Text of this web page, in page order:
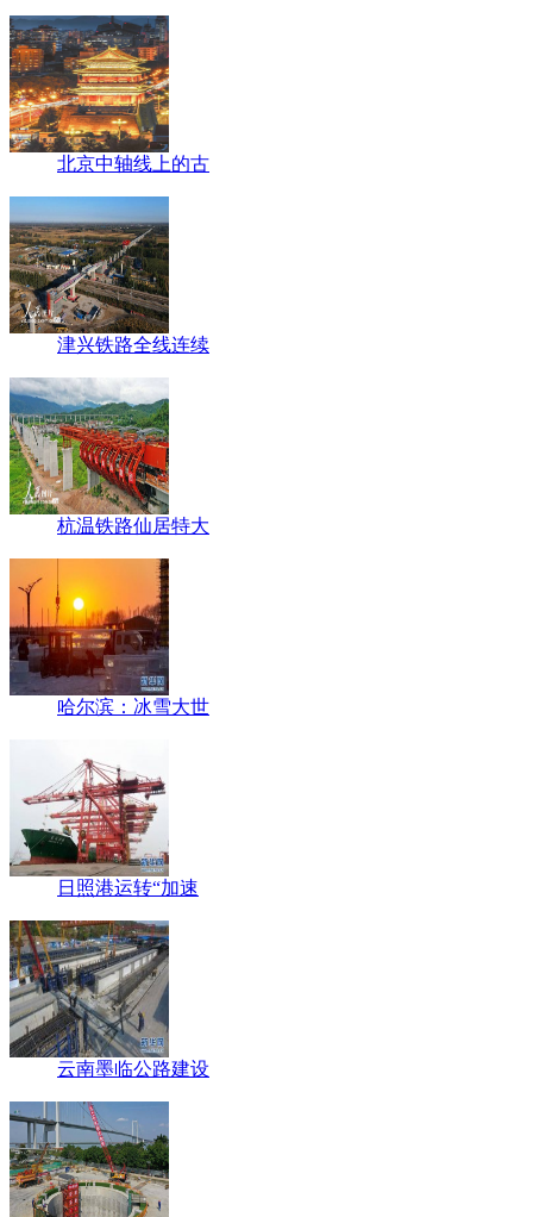
北京中轴线上的古
津兴铁路全线连续
杭温铁路仙居特大
哈尔滨：冰雪大世
日照港运转“加速
云南墨临公路建设